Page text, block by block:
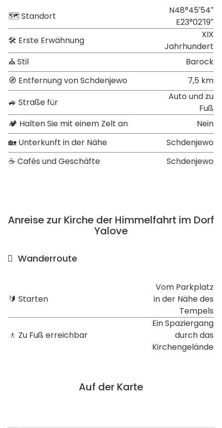
🗺 Standort
N48°45′54″
E23°02′19″
🛠 Erste Erwähnung
XIX
Jahrhundert
⛪ Stil
Barock
🧭 Entfernung von Schdenjewo
7,5 km
🚙 Straße für
Auto und zu
Fuß
🏕 Halten Sie mit einem Zelt an
Nein
🏡 Unterkunft in der Nähe
Schdenjewo
☕ Cafés und Geschäfte
Schdenjewo
Anreise zur Kirche der Himmelfahrt im Dorf
Yalove
Wanderroute
🔰 Starten
Vom Parkplatz
in der Nähe des
Tempels
🚶 Zu Fuß erreichbar
Ein Spaziergang
durch das
Kirchengelände
Auf der Karte